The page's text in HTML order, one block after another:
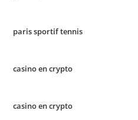
paris sportif tennis
casino en crypto
casino en crypto